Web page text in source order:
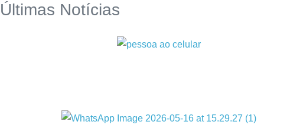
Últimas Notícias